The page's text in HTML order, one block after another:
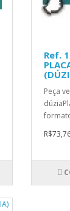
Ref.
Peça